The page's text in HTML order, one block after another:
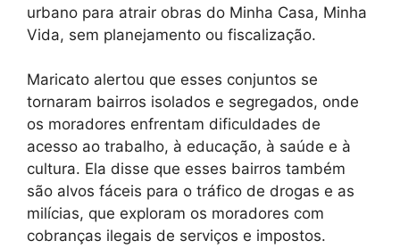
urbano para atrair obras do Minha Casa, Minha
Vida, sem planejamento ou fiscalização.
Maricato alertou que esses conjuntos se
tornaram bairros isolados e segregados, onde
os moradores enfrentam dificuldades de
acesso ao trabalho, à educação, à saúde e à
cultura. Ela disse que esses bairros também
são alvos fáceis para o tráfico de drogas e as
milícias, que exploram os moradores com
cobranças ilegais de serviços e impostos.